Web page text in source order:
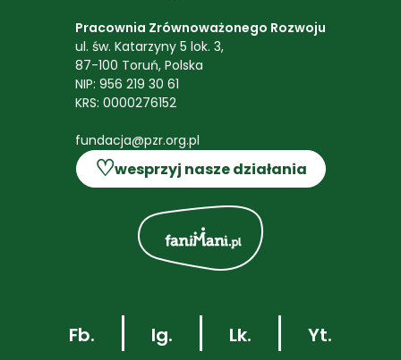
Pracownia Zrównoważonego Rozwoju
ul. św. Katarzyny 5 lok. 3,
87-100 Toruń, Polska
NIP: 956 219 30 61
KRS: 0000276152
fundacja@pzr.org.pl
♡wesprzyj nasze działania
Fb. Ig. Lk. Yt.